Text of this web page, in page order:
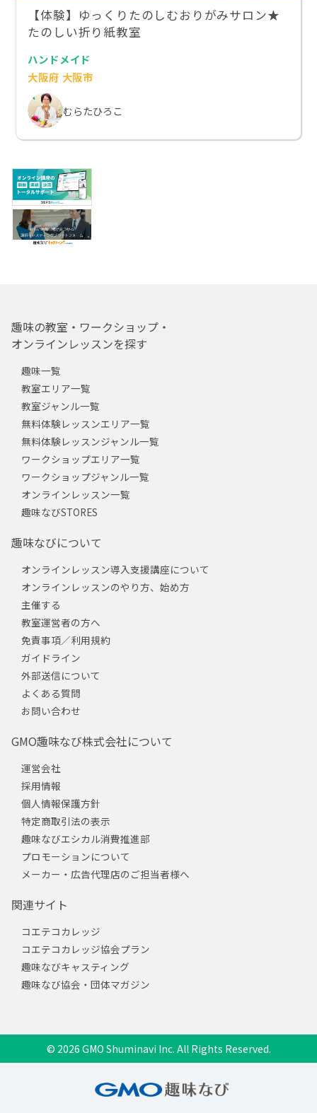
【体験】ゆっくりたのしむおりがみサロン★
たのしい折り紙教室
ハンドメイド
大阪府 大阪市
むらたひろこ
趣味の教室・ワークショップ・
オンラインレッスンを探す
趣味一覧
教室エリア一覧
教室ジャンル一覧
無料体験レッスンエリア一覧
無料体験レッスンジャンル一覧
ワークショップエリア一覧
ワークショップジャンル一覧
オンラインレッスン一覧
趣味なびSTORES
趣味なびについて
オンラインレッスン導入支援講座について
オンラインレッスンのやり方、始め方
主催する
教室運営者の方へ
免責事項／利用規約
ガイドライン
外部送信について
よくある質問
お問い合わせ
GMO趣味なび株式会社について
運営会社
採用情報
個人情報保護方針
特定商取引法の表示
趣味なびエシカル消費推進部
プロモーションについて
メーカー・広告代理店のご担当者様へ
関連サイト
コエテコカレッジ
コエテコカレッジ協会プラン
趣味なびキャスティング
趣味なび協会・団体マガジン
© 2026 GMO Shuminavi Inc. All Rights Reserved.